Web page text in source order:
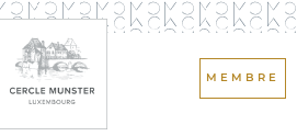
MEMBRE